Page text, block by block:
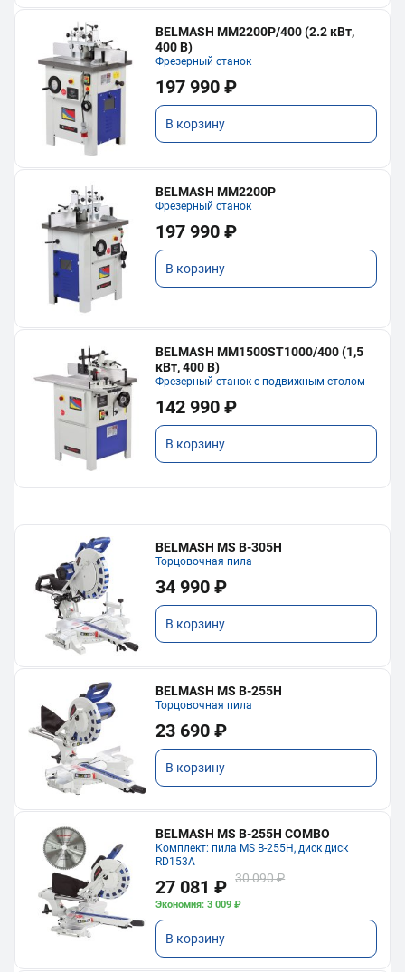
BELMASH MM2200P/400 (2.2 кВт,
400 В)
Фрезерный станок
197 990 ₽
В корзину
BELMASH MM2200P
Фрезерный станок
197 990 ₽
В корзину
BELMASH MM1500ST1000/400 (1,5
кВт, 400 В)
Фрезерный станок с подвижным столом
142 990 ₽
В корзину
BELMASH MS B-305H
Торцовочная пила
34 990 ₽
В корзину
BELMASH MS B-255H
Торцовочная пила
23 690 ₽
В корзину
BELMASH MS B-255H COMBO
Комплект: пила MS B-255H, диск диск
RD153A
27 081 ₽ 30 090 ₽
Экономия: 3 009 ₽
В корзину